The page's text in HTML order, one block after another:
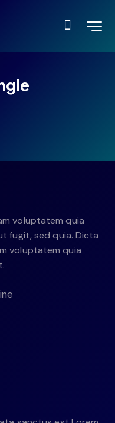
voluptatem quia
fugit, sed quia. Dicta
voluptatem quia